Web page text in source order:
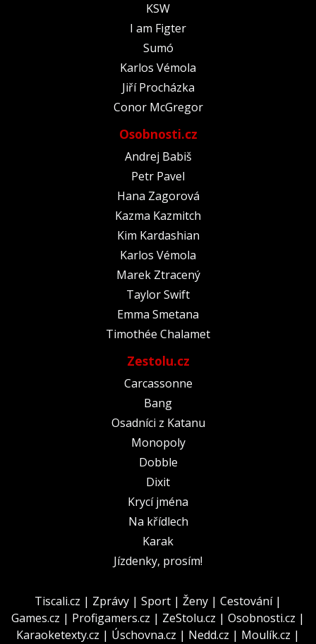
KSW
I am Figter
Sumó
Karlos Vémola
Jiří Procházka
Conor McGregor
Osobnosti.cz
Andrej Babiš
Petr Pavel
Hana Zagorová
Kazma Kazmitch
Kim Kardashian
Karlos Vémola
Marek Ztracený
Taylor Swift
Emma Smetana
Timothée Chalamet
Zestolu.cz
Carcassonne
Bang
Osadníci z Katanu
Monopoly
Dobble
Dixit
Krycí jména
Na křídlech
Karak
Jízdenky, prosím!
Tiscali.cz | Zprávy | Sport | Ženy | Cestování|
Games.cz | Profigamers.cz | ZeStolu.cz | Osobnosti.cz |
Karaoketexty.cz | Úschovna.cz | Nedd.cz | Moulík.cz |